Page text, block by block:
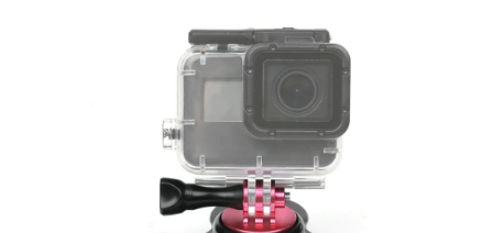
4,5
na
gwiazdek.